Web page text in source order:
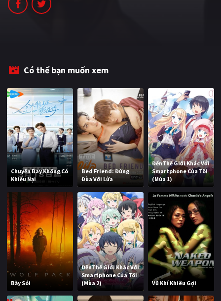
Có thể bạn muốn xem
Chuyến Bay Không Có
Khiếu Nại
Bed Friend: Đừng
Đùa Với Lửa
ĐếnThế Giới Khác Với
Smartphone Của Tôi
(Mùa 1)
Bầy Sói
ĐếnThế Giới Khác Với
Smartphone Của Tôi
(Mùa 2)
Vũ Khí Khiêu Gợi